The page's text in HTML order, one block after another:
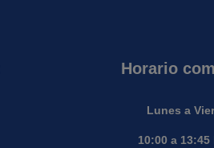
Horario
Lunes a
10:00 a 13:45